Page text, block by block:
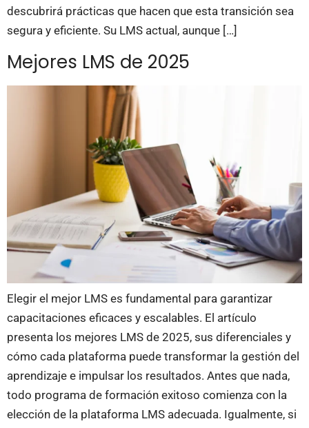
descubrirá prácticas que hacen que esta transición sea
segura y eficiente. Su LMS actual, aunque […]
Mejores LMS de 2025
Elegir el mejor LMS es fundamental para garantizar
capacitaciones eficaces y escalables. El artículo
presenta los mejores LMS de 2025, sus diferenciales y
cómo cada plataforma puede transformar la gestión del
aprendizaje e impulsar los resultados. Antes que nada,
todo programa de formación exitoso comienza con la
elección de la plataforma LMS adecuada. Igualmente, si